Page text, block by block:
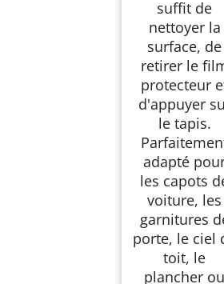
suffit de
nettoyer la
surface, de
retirer le
protecteur
d'appuyer
le tapis.
adapté
les capots
voiture, les
garnitures
porte, le ciel
toit, le
plancher ou